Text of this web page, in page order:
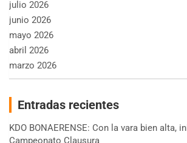
julio 2026
junio 2026
mayo 2026
abril 2026
marzo 2026
Entradas recientes
KDO BONAERENSE: Con la vara bien alta,
Campeonato Clausura